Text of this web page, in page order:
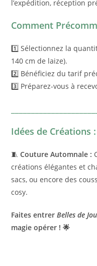
l’expédition, réception
Comment
1️⃣ Sélectionnez la
140 cm de laize).
2️⃣ Bénéficiez du tarif
3️⃣ Préparez-vous à
Idées de Créations :
🧵Couture Automnale :
créations élégantes et
sacs, ou encore des
cosy.
Faites entrerBelles de
magie opérer ! 🌟